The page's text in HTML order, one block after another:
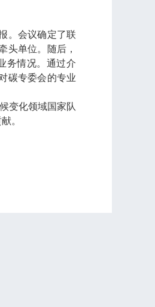
。会议确定了联
头单位。随后，
务情况。通过介
碳专委会的专业
变化领域国家队
。